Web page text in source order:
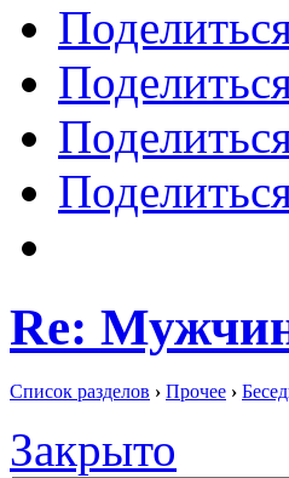
Re:
Список разделов › Прочее ›
Закрыто